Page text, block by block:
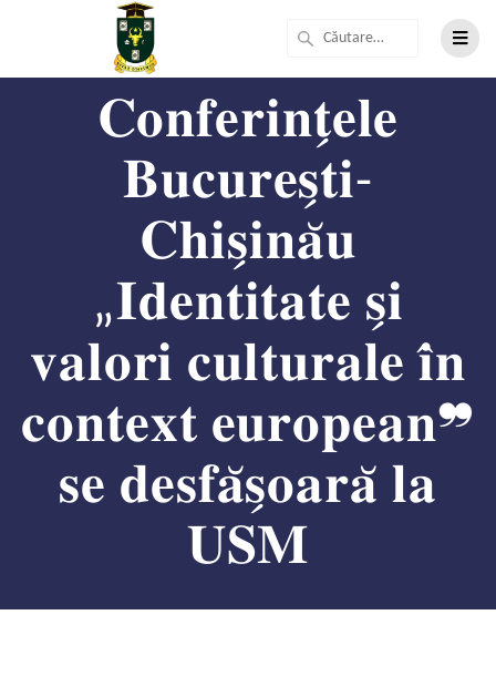
𝐂𝐨𝐧𝐟𝐞𝐫𝐢𝐧𝐭̗𝐞𝐥𝐞
𝐁𝐮𝐜𝐮𝐫𝐞𝐬̗𝐭𝐢-
𝐂𝐡𝐢𝐬̗𝐢𝐧𝐚̆𝐮
„𝐈𝐝𝐞𝐧𝐭𝐢𝐭𝐚𝐭𝐞 𝐬̗𝐢
𝐯𝐚𝐥𝐨𝐫𝐢 𝐜𝐮𝐥𝐭𝐮𝐫𝐚𝐥𝐞 𝐢̂𝐧
𝐜𝐨𝐧𝐭𝐞𝐱𝐭 𝐞𝐮𝐫𝐨𝐩𝐞𝐚𝐧❞
𝐬𝐞 𝐝𝐞𝐬𝐟𝐚̆𝐬̗𝐨𝐚𝐫𝐚̆ 𝐥𝐚
𝐔𝐒𝐌